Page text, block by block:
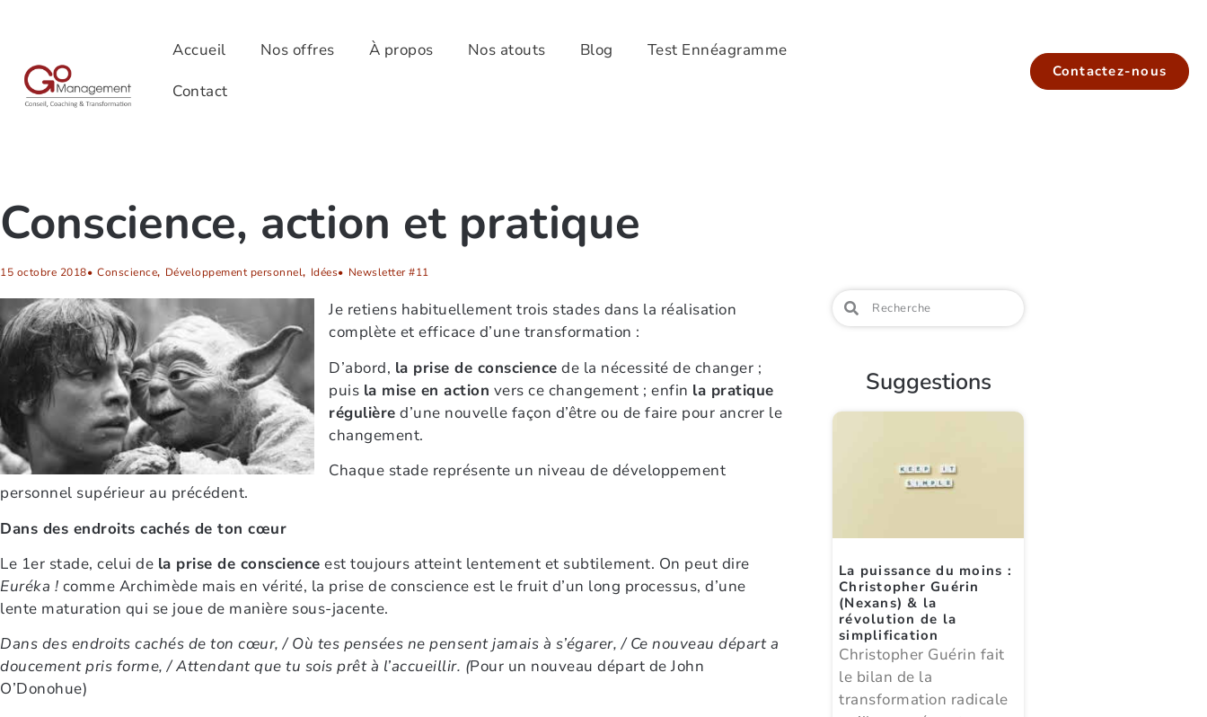
Accueil Nos offres À propos Nos atouts Blog
Test Ennéagramme
Contact
Contactez-nous
Conscience, action et pratique
15 octobre 2018• Conscience, Développement personnel, Idées• Newsletter #11
Je retiens habituellement trois stades dans la réalisation
complète et efficace d’une transformation :
D’abord, la prise de conscience de la nécessité de changer ;
puis la mise en action vers ce changement ; enfin la pratique
régulière d’une nouvelle façon d’être ou de faire pour ancrer le
changement.
Chaque stade représente un niveau de développement
personnel supérieur au précédent.
Dans des endroits cachés de ton cœur
Le 1er stade, celui de la prise de conscience est toujours atteint lentement et subtilement. On peut dire
Euréka ! comme Archimède mais en vérité, la prise de conscience est le fruit d’un long processus, d’une
lente maturation qui se joue de manière sous-jacente.
Dans des endroits cachés de ton cœur, /Où tes pensées ne pensent jamais à s’égarer, /Ce nouveau départ a
doucement pris forme, /Attendant que tu sois prêt à l’accueillir. (Pour un nouveau départ de John
O’Donohue)
Suggestions
La puissance du moins :
Christopher Guérin
(Nexans) & la
révolution de la
simplification
Christopher Guérin fait
le bilan de la
transformation radicale